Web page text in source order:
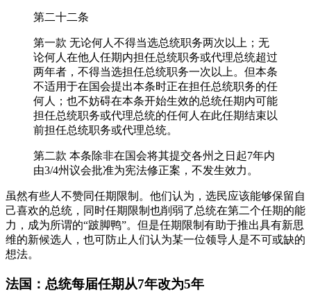
第二十二条
第一款 无论何人不得当选总统职务两次以上；无
论何人在他人任期内担任总统职务或代理总统超过
两年者，不得当选担任总统职务一次以上。但本条
不适用于在国会提出本条时正在担任总统职务的任
何人；也不妨碍在本条开始生效的总统任期内可能
担任总统职务或代理总统的任何人在此任期结束以
前担任总统职务或代理总统。
第二款 本条除非在国会将其提交各州之日起7年内
由3/4州议会批准为宪法修正案，不发生效力。
虽然有些人不赞同任期限制。他们认为，选民应该能够保留自
己喜欢的总统，同时任期限制也削弱了总统在第二个任期的能
力，成为所谓的“跛脚鸭”。但是任期限制有助于推出具有新思
维的新候选人，也可防止人们认为某一位领导人是不可或缺的
想法。
法国：总统每届任期从7年改为5年